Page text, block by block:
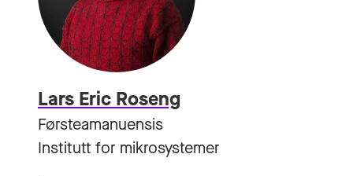
Lars Eric Roseng
Førsteamanuensis
Institutt for mikrosystemer